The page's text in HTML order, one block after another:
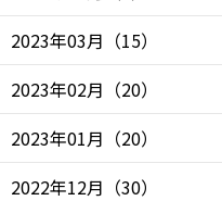
2023年03月 （15）
2023年02月 （20）
2023年01月 （20）
2022年12月 （30）